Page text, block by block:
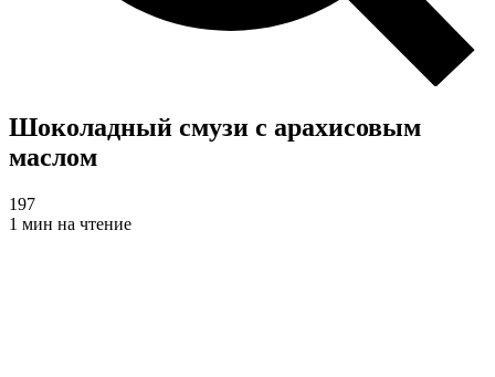
Шоколадный смузи с арахисовым
маслом
197
1 мин на чтение